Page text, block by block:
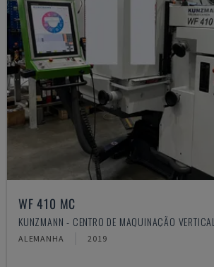
WF 410 MC
KUNZMANN - CENTRO DE MAQUINAÇÃO VERTICAL
ALEMANHA 2019